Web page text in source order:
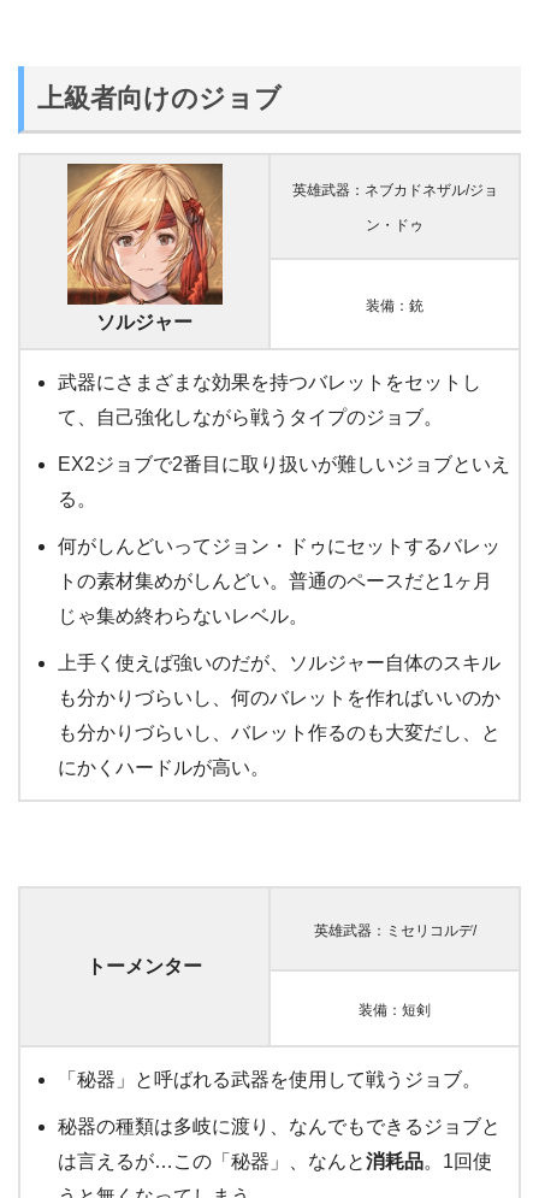
上級者向けのジョブ
ソルジャー
英雄武器：ネブカドネザル/ジョ
ン・ドゥ
装備：銃
武器にさまざまな効果を持つバレットをセットし
て、自己強化しながら戦うタイプのジョブ。
EX2ジョブで2番目に取り扱いが難しいジョブといえ
る。
何がしんどいってジョン・ドゥにセットするバレッ
トの素材集めがしんどい。普通のペースだと1ヶ月
じゃ集め終わらないレベル。
上手く使えば強いのだが、ソルジャー自体のスキル
も分かりづらいし、何のバレットを作ればいいのか
も分かりづらいし、バレット作るのも大変だし、と
にかくハードルが高い。
トーメンター
英雄武器：ミセリコルデ/
装備：短剣
「秘器」と呼ばれる武器を使用して戦うジョブ。
秘器の種類は多岐に渡り、なんでもできるジョブと
は言えるが…この「秘器」、なんと消耗品。1回使